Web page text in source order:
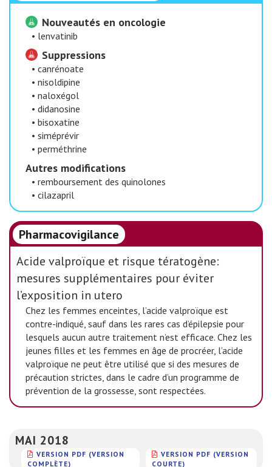
Nouveautés en oncologie
• lenvatinib
Suppressions
• canrénoate
• nisoldipine
• naloxégol
• didanosine
• bisoxatine
• siméprévir
• perméthrine
Autres modifications
• remboursement des quinolones
• cilazapril
Pharmacovigilance
Acide valproïque et risque tératogène:
mesures supplémentaires pour éviter
l’exposition in utero
Chez les femmes enceintes, l’acide valproïque est
contre-indiqué, sauf dans les rares cas d’épilepsie pour
lesquels aucun autre traitement n’est efficace. Chez les
jeunes filles et les femmes en âge de procréer, l’acide
valproïque ne peut être utilisé que si des mesures de
précaution strictes, dans le cadre d’un programme de
prévention de la grossesse, sont respectées.
MAI 2018
VERSION PDF (VERSION
COMPLÈTE)
VERSION PDF (VERSION
COURTE)